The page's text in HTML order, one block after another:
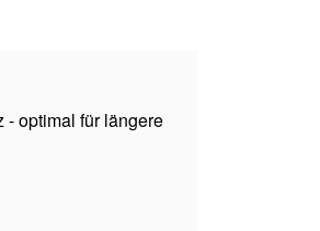
optimal für längere